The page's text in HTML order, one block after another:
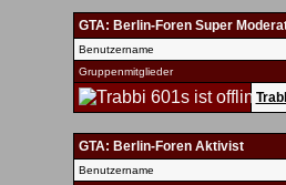
GTA: Berlin-Foren Super
Benutzername
Gruppenmitglieder
GTA: Berlin-Foren Aktivist
Benutzername